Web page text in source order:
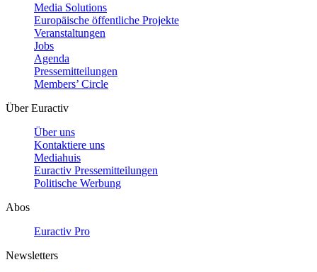
Media Solutions
Europäische öffentliche Projekte
Veranstaltungen
Jobs
Agenda
Pressemitteilungen
Members’ Circle
Über Euractiv
Über uns
Kontaktiere uns
Mediahuis
Euractiv Pressemitteilungen
Politische Werbung
Abos
Euractiv Pro
Newsletters